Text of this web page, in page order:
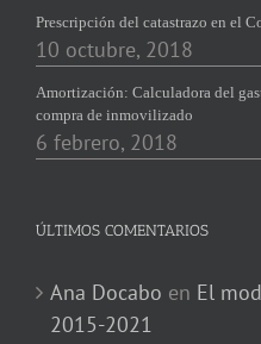
Prescripción del catastrazo en el
10 octubre, 2018
Amortización: Calculadora del
compra de inmovilizado
6 febrero, 2018
ÚLTIMOS COMENTARIOS
Ana Docabo en El
2015-2021